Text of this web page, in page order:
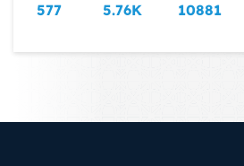
10881
5.76K
577